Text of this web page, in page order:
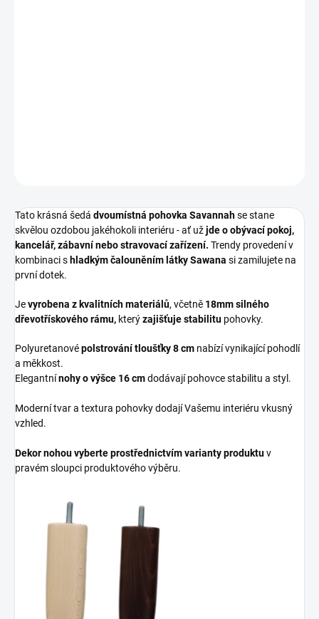
Tato krásná šedá dvoumístná pohovka Savannahse stane
skvělou ozdobou jakéhokoli interiéru - ať užjde o obývací pokoj,
kancelář,zábavní nebo stravovací zařízení. Trendy provedení v
kombinaci s hladkým čalouněním látky Sawana si zamilujete na
první dotek.
Jevyrobena z kvalitních materiálů, včetně 18mm silného
dřevotřískového rámu, kterýzajišťuje stabilitu pohovky.
Polyuretanovépolstrování tloušťky 8 cm nabízí vynikající pohodlí
a měkkost.
Elegantnínohy o výšce 16 cmdodávají pohovce stabilitu a styl.
Moderní tvar a textura pohovky dodají Vašemu interiéru vkusný
vzhled.
Dekor nohou vyberte prostřednictvím varianty produktuv
pravém sloupci produktového výběru.